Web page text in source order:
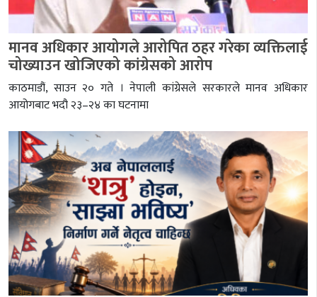
मानव अधिकार आयोगले आरोपित ठहर गरेका व्यक्तिलाई
चोख्याउन खोजिएको कांग्रेसको आरोप
काठमाडौं, साउन २० गते । नेपाली कांग्रेसले सरकारले मानव अधिकार
आयोगबाट भदौ २३–२४ का घटनामा